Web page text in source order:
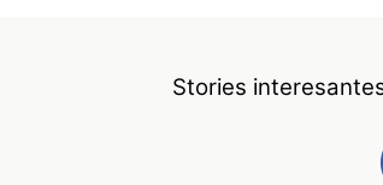
Stories